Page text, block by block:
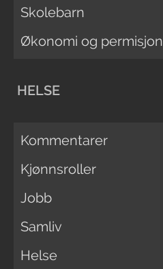
Skolebarn
Økonomi og permisjon
HELSE
Kommentarer
Kjønnsroller
Jobb
Samliv
Helse